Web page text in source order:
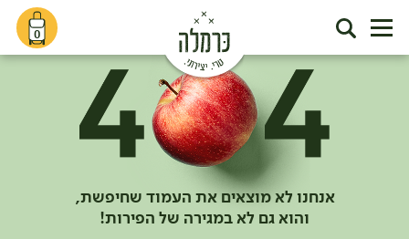
0
אנחנו לא מוצאים את העמוד שחיפשת,
והוא גם לא במגירה של הפירות!